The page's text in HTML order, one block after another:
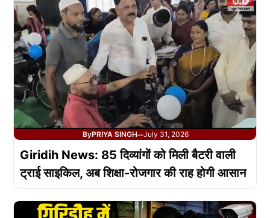
ByPRIYA SINGH—July 31, 2026
Giridih News: 85 दिव्यांगों को मिली बैटरी वाली
ट्राई साइकिल, अब शिक्षा-रोजगार की राह होगी आसान